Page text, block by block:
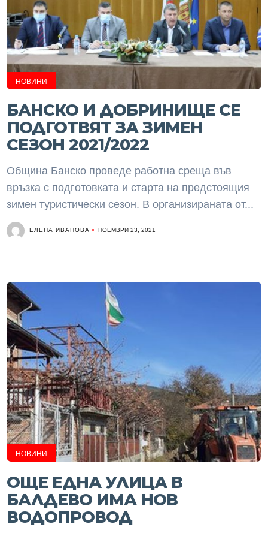
НОВИНИ
БАНСКО И ДОБРИНИЩЕ СЕ
ПОДГОТВЯТ ЗА ЗИМЕН
СЕЗОН 2021/2022
Община Банско проведе работна среща във
връзка с подготовката и старта на предстоящия
зимен туристически сезон. В организираната от...
ЕЛЕНА ИВАНОВА НОЕМВРИ 23, 2021
НОВИНИ
ОЩЕ ЕДНА УЛИЦА В
БАЛДЕВО ИМА НОВ
ВОДОПРОВОД